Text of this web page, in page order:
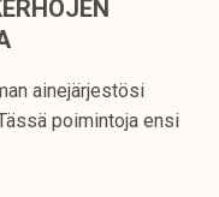
ainejärjestösi
poimintoja ensi